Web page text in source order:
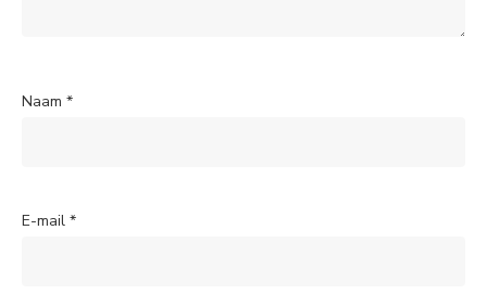
Naam *
E-mail *